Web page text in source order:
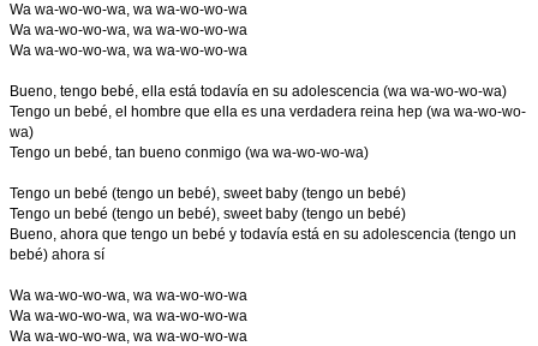
Wa wa-wo-wo-wa, wa wa-wo-wo-wa
Wa wa-wo-wo-wa, wa wa-wo-wo-wa
Wa wa-wo-wo-wa, wa wa-wo-wo-wa
Bueno, tengo bebé, ella está todavía en su adolescencia (wa wa-wo-wo-wa)
Tengo un bebé, el hombre que ella es una verdadera reina hep (wa wa-wo-wo-
wa)
Tengo un bebé, tan bueno conmigo (wa wa-wo-wo-wa)
Tengo un bebé (tengo un bebé), sweet baby (tengo un bebé)
Tengo un bebé (tengo un bebé), sweet baby (tengo un bebé)
Bueno, ahora que tengo un bebé y todavía está en su adolescencia (tengo un
bebé) ahora sí
Wa wa-wo-wo-wa, wa wa-wo-wo-wa
Wa wa-wo-wo-wa, wa wa-wo-wo-wa
Wa wa-wo-wo-wa, wa wa-wo-wo-wa